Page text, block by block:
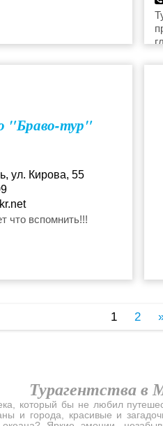
"Браво-тур"
ул. Кирова, 55
что вспомнить!!!
1 2
Турагентства в
который бы не любил
и города, красивые и